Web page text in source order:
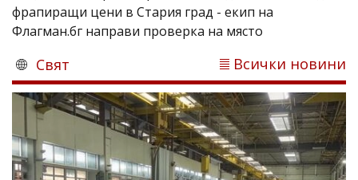
фрапиращи цени в Стария град - екип на
Флагман.бг направи проверка на място
Свят Всички новини